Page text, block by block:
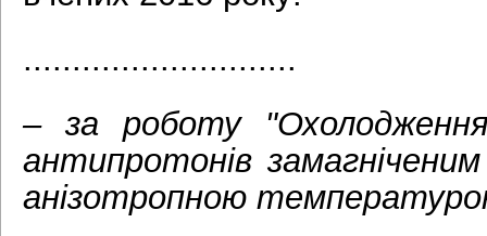
............................
– за роботу "
антипротонів
анізотропною